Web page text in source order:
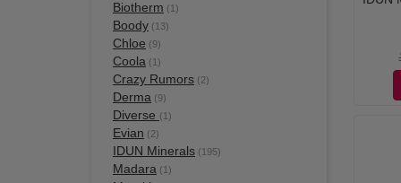
Biotherm (1)
Boody (13)
Chloe (9)
Coola (1)
Crazy Rumors (2)
Derma (9)
Diverse (1)
Evian (2)
IDUN Minerals (195)
Madara (1)